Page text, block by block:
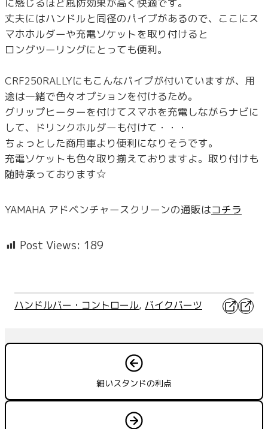
丈夫にはハンドルと同径のパイプがあるので、ここにス
マホホルダーや充電ソケットを取り付けると
ロングツーリングにとっても便利。
CRF250RALLYにもこんなパイプが付いていますが、用
途は一緒で色々オプションを付けるため。
グリップヒーターを付けてスマホを充電しながらナビに
して、ドリンクホルダーも付けて・・・
ちょっとした商用車より便利になりそうです。
充電ソケットも色々取り揃えておりますよ。取り付けも
随時承っております☆
YAMAHA アドベンチャースクリーンの通販はコチラ
Post Views: 189
ハンドルバー・コントロール, バイクパーツ X
細いスタンドの利点